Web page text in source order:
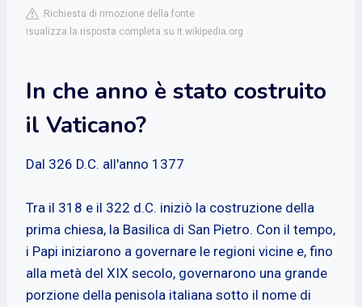
Richiesta di rimozione della fonte
isualizza la risposta completa su it.wikipedia.org
In che anno è stato costruito
il Vaticano?
Dal 326 D.C. all'anno 1377
Tra il 318 e il 322 d.C. iniziò la costruzione della
prima chiesa, la Basilica di San Pietro. Con il tempo,
i Papi iniziarono a governare le regioni vicine e, fino
alla metà del XIX secolo, governarono una grande
porzione della penisola italiana sotto il nome di